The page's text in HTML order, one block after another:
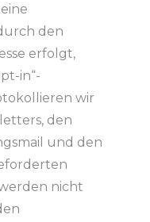
den
erfolgt,
in“-
wir
den
und den
nicht